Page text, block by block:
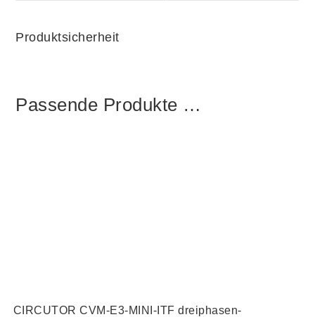
Produktsicherheit
Passende Produkte …
CIRCUTOR CVM-E3-MINI-ITF dreiphasen-